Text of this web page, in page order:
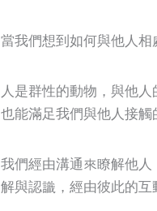
當我們想到如何與他人相
人是群性的動物，與他
也能滿足我們與他人接觸
我們經由溝通來瞭解他
解與認識，經由彼此的互